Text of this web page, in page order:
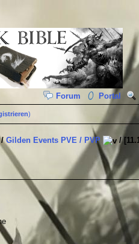
Forum Portal
)
/Gilden Events PVE / PVP /